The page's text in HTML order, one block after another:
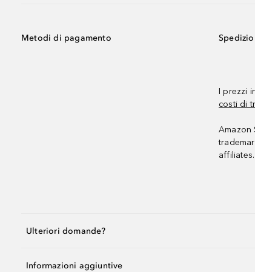
Metodi di pagamento
I prezzi
costi di
Amazon
affiliates.
Ulteriori domande?
Informazioni aggiuntive